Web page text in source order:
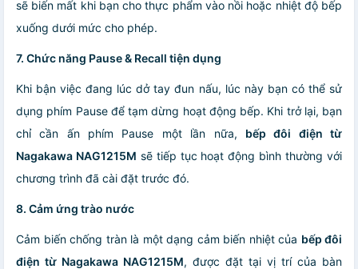
sẽ biến mất khi bạn cho thực phẩm vào nồi hoặc nhiệt độ bếp
xuống dưới mức cho phép.
7. Chức năng Pause & Recall tiện dụng
Khi bận việc đang lúc dở tay đun nấu, lúc này bạn có thể sử
dụng phím Pause để tạm dừng hoạt động bếp. Khi trở lại, bạn
chỉ cần ấn phím Pause một lần nữa, bếp đôi điện từ
Nagakawa NAG1215M sẽ tiếp tục hoạt động bình thường với
chương trình đã cài đặt trước đó.
8. Cảm ứng trào nước
Cảm biến chống tràn là một dạng cảm biến nhiệt của bếp đôi
điện từ Nagakawa NAG1215M, được đặt tại vị trí của bàn